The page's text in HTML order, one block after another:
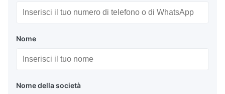
Nome
Nome della società